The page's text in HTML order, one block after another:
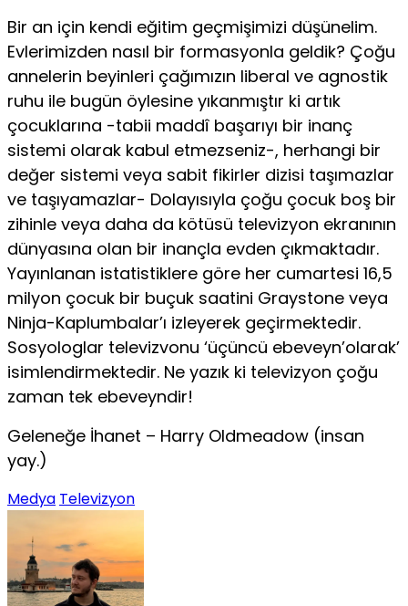
Bir an için kendi eğitim geçmişimizi düşünelim.
Evlerimizden nasıl bir formasyonla geldik? Çoğu
annelerin beyinleri çağımızın liberal ve agnostik
ruhu ile bugün öylesine yıkanmıştır ki artık
çocuklarına -ta­bii maddî başarıyı bir inanç
sistemi olarak kabul etmezseniz-, herhan­gi bir
değer sistemi veya sabit fikirler dizisi taşımazlar
ve taşıyamazlar- Dolayısıyla çoğu çocuk boş bir
zihinle veya daha da kötüsü televizyon ekranının
dünyasına olan bir inançla evden çıkmaktadır.
Yayınla­nan istatistiklere göre her cumartesi 16,5
milyon çocuk bir buçuk saa­tini Graystone veya
Ninja-Kaplumbalar’ı izleyerek geçirmektedir.
Sos­yologlar televizvonu ‘üçüncü ebeveyn’olarak’
isimlendirmektedir. Ne yazık ki televizyon çoğu
zaman tek ebeveyndir!
Geleneğe İhanet – Harry Oldmeadow (insan
yay.)
Medya Televizyon